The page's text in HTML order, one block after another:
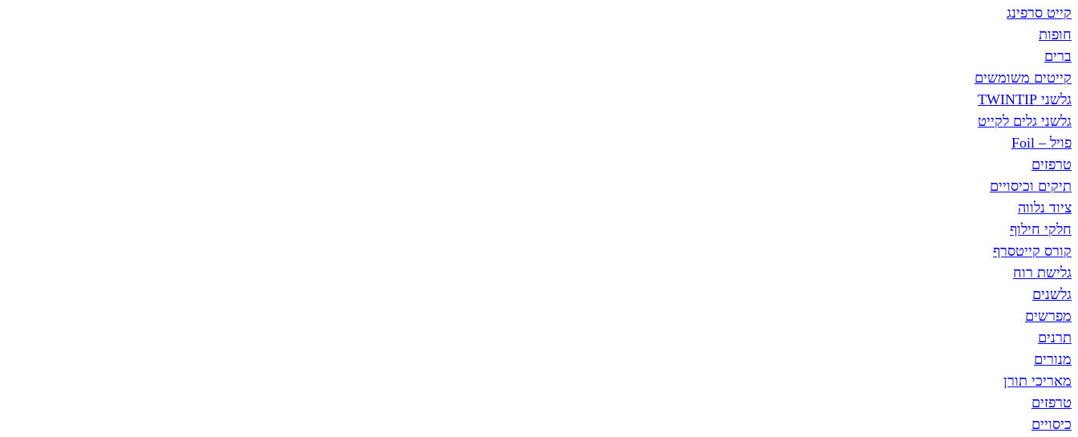
קייט סרפינג
חופות
ברים
קייטים משומשים
גלשני TWINTIP
גלשני גלים לקייט
פויל – Foil
טרפזים
תיקים וכיסויים
ציוד נלווה
חלקי חילוף
קורס קייטסרף
גלישת רוח
גלשנים
מפרשים
תרנים
מנורים
מאריכי תורן
טרפזים
כיסויים